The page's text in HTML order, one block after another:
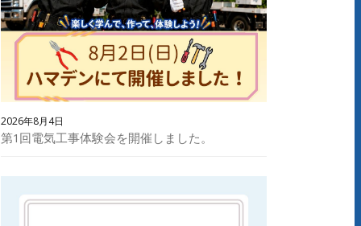
2026年8月4日
第1回電気工事体験会を開催しました。